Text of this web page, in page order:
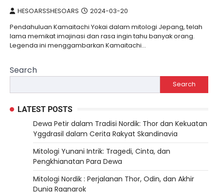
HESOARSSHESOARS 2024-03-20
Pendahuluan Kamaitachi Yokai dalam mitologi Jepang, telah
lama memikat imajinasi dan rasa ingin tahu banyak orang.
Legenda ini menggambarkan Kamaitachi…
Search
Search
LATEST POSTS
Dewa Petir dalam Tradisi Nordik: Thor dan Kekuatan
Yggdrasil dalam Cerita Rakyat Skandinavia
Mitologi Yunani Intrik: Tragedi, Cinta, dan
Pengkhianatan Para Dewa
Mitologi Nordik : Perjalanan Thor, Odin, dan Akhir
Dunia Ragnarok